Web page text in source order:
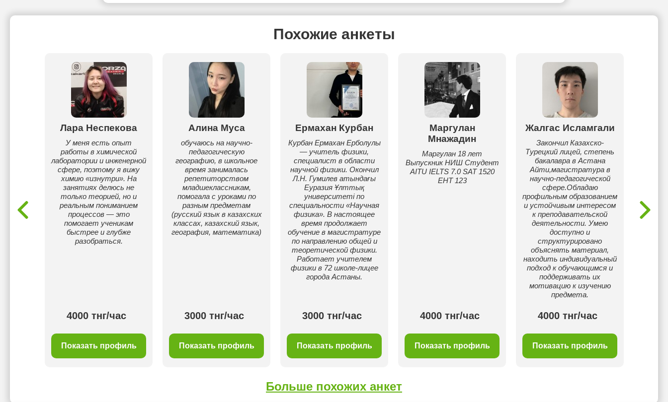
Похожие анкеты
Лара Неспекова
У меня есть опыт
работы в химической
лаборатории и инженерной
сфере, поэтому я вижу
химию «изнутри». На
занятиях делюсь не
только теорией, но и
реальным пониманием
процессов — это
помогает ученикам
быстрее и глубже
разобраться.
4000 тнг/час
Показать профиль
Алина Муса
обучаюсь на научно-
педагогическую
географию, в школьное
время занималась
репетиторством
младшеклассникам,
помогала с уроками по
разным предметам
(русский язык в казахских
классах, казахский язык,
география, математика)
3000 тнг/час
Показать профиль
Ермахан Курбан
Курбан Ермахан Ерболулы
— учитель физики,
специалист в области
научной физики. Окончил
Л.Н. Гумилев атындағы
Еуразия Ұлттық
университеті по
специальности «Научная
физика». В настоящее
время продолжает
обучение в магистратуре
по направлению общей и
теоретической физики.
Работает учителем
физики в 72 школе-лицее
города Астаны.
3000 тнг/час
Показать профиль
Маргулан
Мнажадин
Маргулан 18 лет
Выпускник НИШ Студент
AITU IELTS 7.0 SAT 1520
ЕНТ 123
4000 тнг/час
Показать профиль
Жалгас Исламгали
Закончил Казахско-
Турецкий лицей, степень
бакалавра в Астана
Айти,магистратура в
научно-педагогической
сфере.Обладаю
профильным образованием
и устойчивым интересом
к преподавательской
деятельности. Умею
доступно и
структурировано
объяснять материал,
находить индивидуальный
подход к обучающимся и
поддерживать их
мотивацию к изучению
предмета.
4000 тнг/час
Показать профиль
Больше похожих анкет